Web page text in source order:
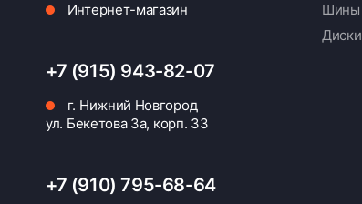
Интернет-магазин
+7 (915) 943-82-07
г. Нижний Новгород
ул. Бекетова 3а, корп. 33
+7 (910) 795-68-64
Шины
Диски